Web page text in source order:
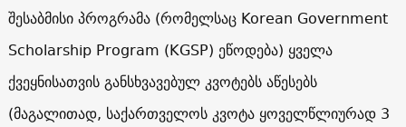
შესაბმისი პროგრამა (რომელსაც Korean Government
Scholarship Program (KGSP) ეწოდება) ყველა
ქვეყნისათვის განსხვავებულ კვოტებს აწესებს
(მაგალითად, საქართველოს კვოტა ყოველწლიურად 3